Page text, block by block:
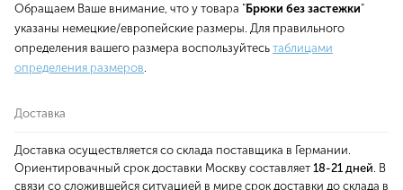
Обращаем Ваше внимание, что у товара "Брюки без застежки"
указаны немецкие/европейские размеры. Для правильного
определения вашего размера воспользуйтесь таблицами
определения размеров
Доставка
Доставка осуществляется со склада поставщика в Германии.
Ориентировачный срок доставки Москву составляет 18-21 дней . В
связи со сложившейся ситуацией в мире срок доставки до склада в